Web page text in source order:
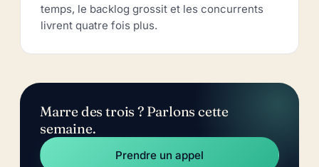
temps, le backlog grossit et les concurrents
livrent quatre fois plus.
Marre des trois ? Parlons cette
semaine.
Prendre un appel